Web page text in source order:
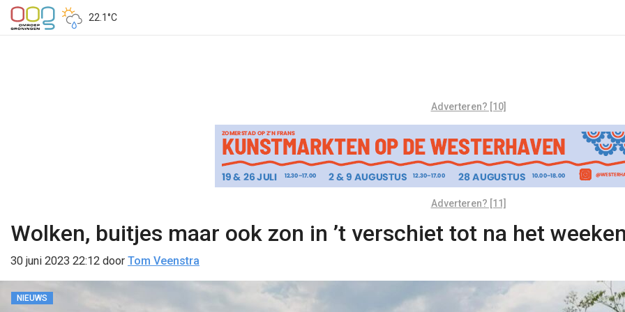
22.1°C
Adverteren? [10]
Adverteren? [11]
Wolken, buitjes maar ook zon in ’t verschiet tot na het
30 juni 2023 22:12 door Tom Veenstra
NIEUWS